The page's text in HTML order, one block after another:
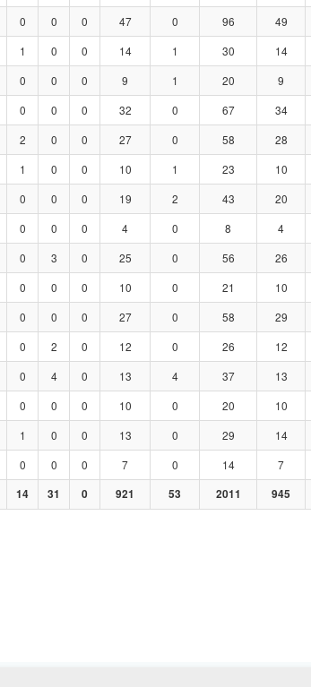
0 0 0 47 0 96 49
1 0 0 14 1 30 14
0 0 0 9 1 20 9
0 0 0 32 0 67 34
2 0 0 27 0 58 28
1 0 0 10 1 23 10
0 0 0 19 2 43 20
0 0 0 4 0 8 4
0 3 0 25 0 56 26
0 0 0 10 0 21 10
0 0 0 27 0 58 29
0 2 0 12 0 26 12
0 4 0 13 4 37 13
0 0 0 10 0 20 10
1 0 0 13 0 29 14
0 0 0 7 0 14 7
14 31 0 921 53 2011 945